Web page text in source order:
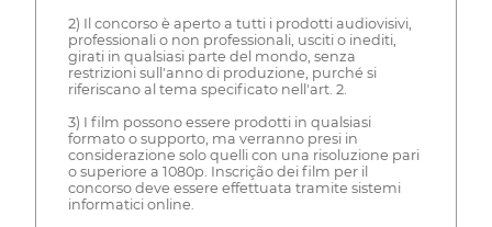
2) Il concorso è aperto a tutti i prodotti audiovisivi,
professionali o non professionali, usciti o inediti,
girati in qualsiasi parte del mondo, senza
restrizioni sull'anno di produzione, purché si
riferiscano al tema specificato nell'art. 2.
3) I film possono essere prodotti in qualsiasi
formato o supporto, ma verranno presi in
considerazione solo quelli con una risoluzione pari
o superiore a 1080p. Inscrição dei film per il
concorso deve essere effettuata tramite sistemi
informatici online.